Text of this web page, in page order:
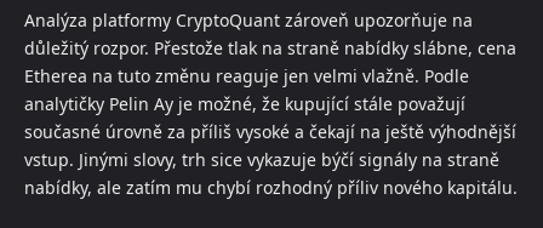
Analýza platformy CryptoQuant zároveň upozorňuje na
důležitý rozpor. Přestože tlak na straně nabídky slábne, cena
Etherea na tuto změnu reaguje jen velmi vlažně. Podle
analytičky Pelin Ay je možné, že kupující stále považují
současné úrovně za příliš vysoké a čekají na ještě výhodnější
vstup. Jinými slovy, trh sice vykazuje býčí signály na straně
nabídky, ale zatím mu chybí rozhodný příliv nového kapitálu.